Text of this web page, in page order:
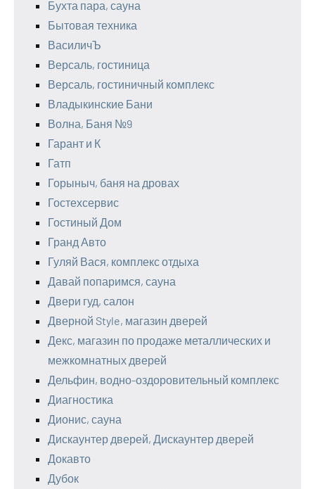
Бухта пара, сауна
Бытовая техника
ВасиличЪ
Версаль, гостиница
Версаль, гостиничный комплекс
Владыкинские Бани
Волна, Баня №9
Гарант и К
Гатп
Горыныч, баня на дровах
Гостехсервис
Гостиный Дом
Гранд Авто
Гуляй Вася, комплекс отдыха
Давай попаримся, сауна
Двери гуд, салон
Дверной Style, магазин дверей
Декс, магазин по продаже металлических и
межкомнатных дверей
Дельфин, водно-оздоровительный комплекс
Диагностика
Дионис, сауна
Дискаунтер дверей, Дискаунтер дверей
Докавто
Дубок